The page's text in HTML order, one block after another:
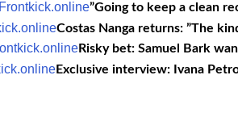
”Going to keep a clean
Costas Nanga returns: ”The
Risky bet: Samuel Bark
Exclusive interview: Ivana